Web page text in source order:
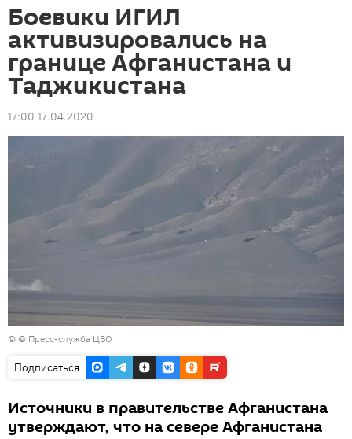
Боевики ИГИЛ
активизировались на
границе Афганистана и
Таджикистана
17:00 17.04.2020
© © Пресс-служба ЦВО
Подписаться
Источники в правительстве Афганистана
утверждают, что на севере Афганистана